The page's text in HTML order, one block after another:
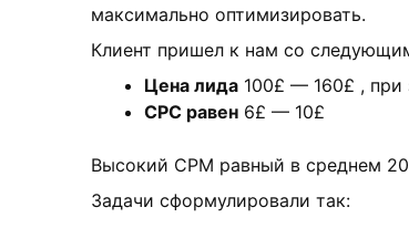
максимально оптимизировать.
Клиент пришел к нам со
Цена лида 100£ — 160£ , при
CPC равен 6£ — 10£
Высокий СРМ равный в среднем
Задачи сформулировали так: